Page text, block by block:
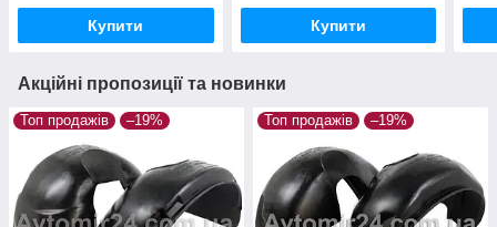
Купити Купити
Акційні пропозиції та новинки
Топ продажів –19% Топ продажів –19%